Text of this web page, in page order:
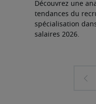
Découvrez une
tendances du
spécialisation
salaires 2026.